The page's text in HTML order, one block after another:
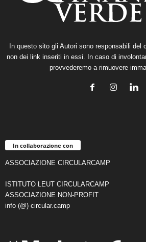
In questo sito gli Autori sono responsabili del
non dei link inseriti in essi. In caso di
provvederemo a rimuovere
In collaborazione con
ASSOCIAZIONE CIRCULARCAMP
ISTITUTO LEUT CIRCULARCAMP
ASSOCIAZIONE NON-PROFIT
info (@) circular.camp